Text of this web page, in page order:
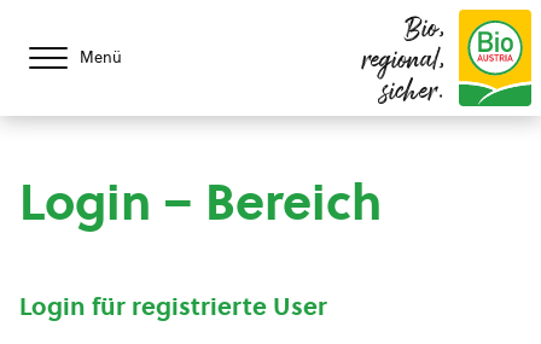
Menü
Bio,
regional,
sicher.
Login – Bereich
Login für registrierte User